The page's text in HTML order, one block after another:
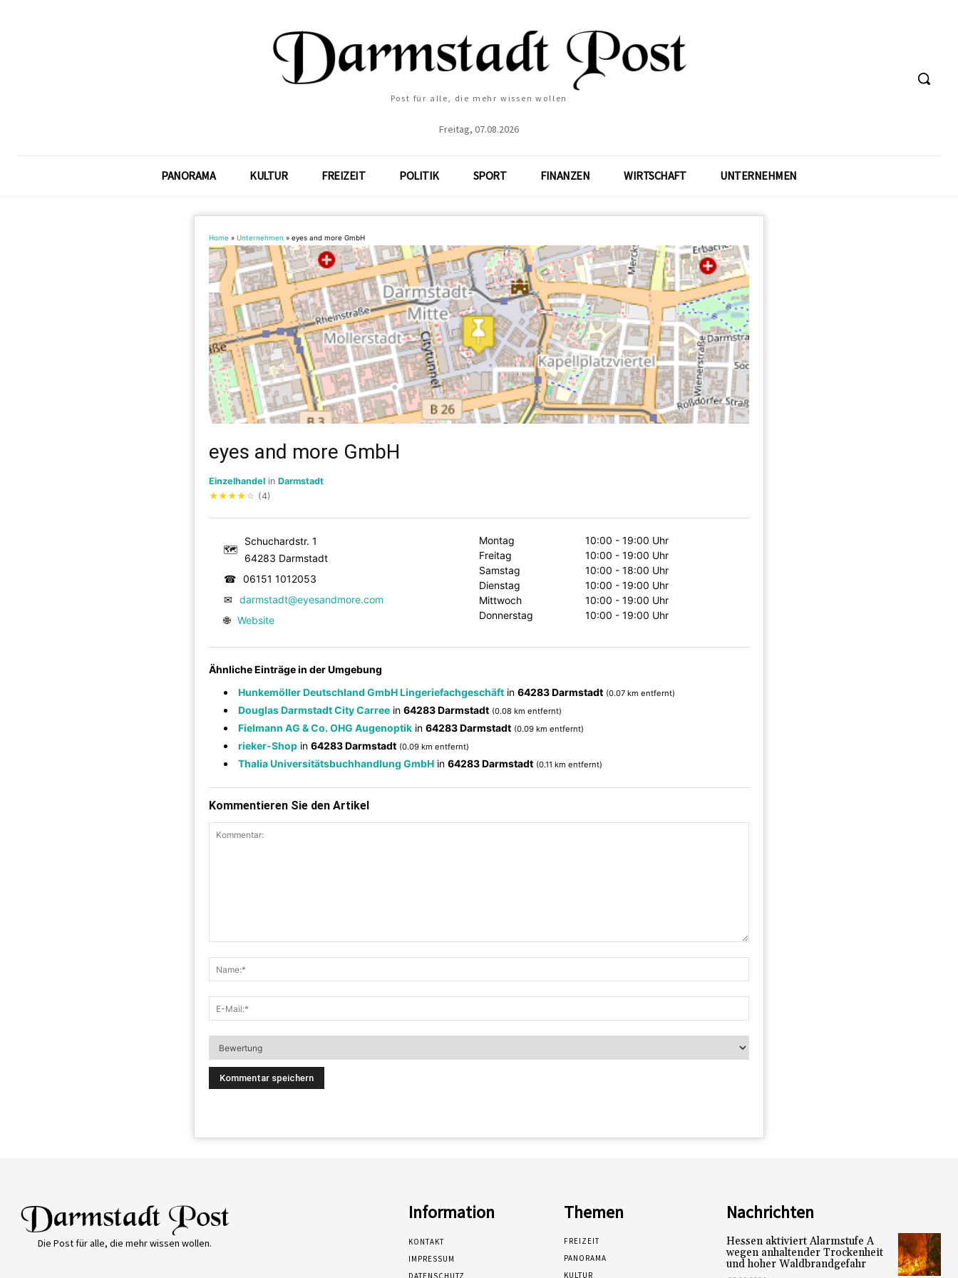
Post für alle, die mehr wissen wollen
Freitag, 07.08.2026
PANORAMA KULTUR FREIZEIT POLITIK SPORT FINANZEN WIRTSCHAFT UNTERNEHMEN
Home » Unternehmen » eyes and more GmbH
eyes and more GmbH
Einzelhandel in Darmstadt
★★★★ ☆ (4)
🗺
Schuchardstr. 1
64283 Darmstadt
☎ 06151 1012053
✉
darmstadt@eyesandmore.com
🌐 Website
Montag
10:00 - 19:00 Uhr
Freitag
10:00 - 19:00 Uhr
Samstag
10:00 - 18:00 Uhr
Dienstag
10:00 - 19:00 Uhr
Mittwoch
10:00 - 19:00 Uhr
Donnerstag
10:00 - 19:00 Uhr
Ähnliche Einträge in der Umgebung
Hunkemöller Deutschland GmbH Lingeriefachgeschäft in 64283 Darmstadt (0.07 km entfernt)
Douglas Darmstadt City Carree in 64283 Darmstadt (0.08 km entfernt)
Fielmann AG & Co. OHG Augenoptik in 64283 Darmstadt (0.09 km entfernt)
rieker-Shop in 64283 Darmstadt (0.09 km entfernt)
Thalia Universitätsbuchhandlung GmbH in 64283 Darmstadt (0.11 km entfernt)
Kommentieren Sie den Artikel
Die Post für alle, die mehr wissen wollen.
Information
KONTAKT
IMPRESSUM
DATENSCHUTZ
Themen
FREIZEIT
PANORAMA
KULTUR
Nachrichten
Hessen aktiviert Alarmstufe A
wegen anhaltender Trockenheit
und hoher Waldbrandgefahr